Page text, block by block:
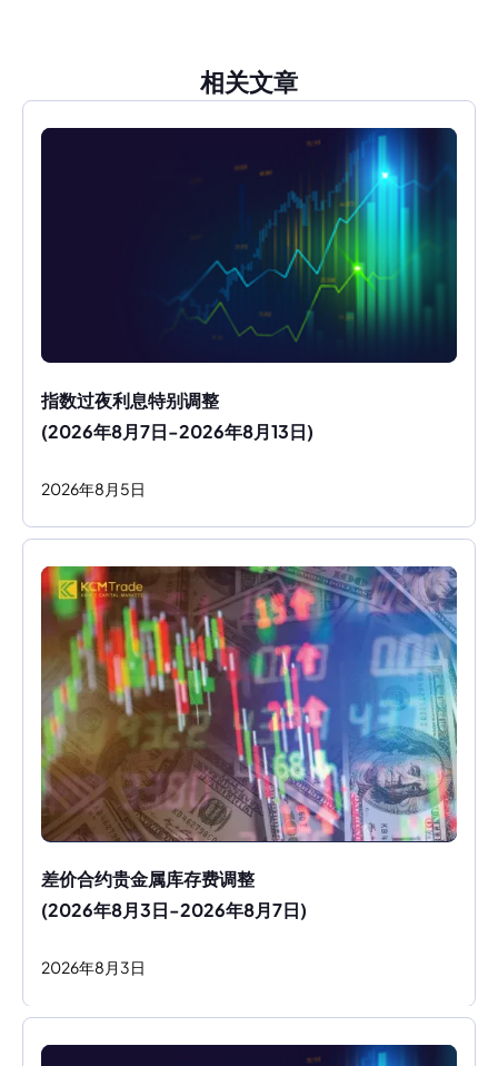
相关文章
指数过夜利息特别调整
(2026年8月7日-2026年8月13日)
2026年8 月 5日
差价合约贵金属库存费调整
(2026年8月3日-2026年8月7日)
2026年8 月 3日